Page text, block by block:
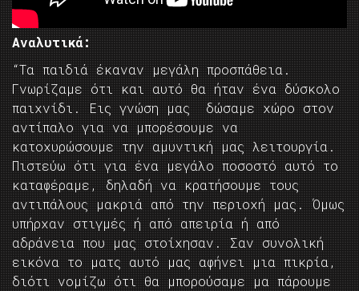
Αναλυτικά:
“Τα παιδιά έκαναν μεγάλη προσπάθεια.
Γνωρίζαμε ότι και αυτό θα ήταν ένα δύσκολο
παιχνίδι. Εις γνώση μας δώσαμε χώρο στον
αντίπαλο για να μπορέσουμε να
κατοχυρώσουμε την αμυντική μας λειτουργία.
Πιστεύω ότι για ένα μεγάλο ποσοστό αυτό το
καταφέραμε, δηλαδή να κρατήσουμε τους
αντιπάλους μακριά από την περιοχή μας. Όμως
υπήρχαν στιγμές ή από απειρία ή από
αδράνεια που μας στοίχησαν. Σαν συνολική
εικόνα το ματς αυτό μας αφήνει μια πικρία,
διότι νομίζω ότι θα μπορούσαμε μα πάρουμε